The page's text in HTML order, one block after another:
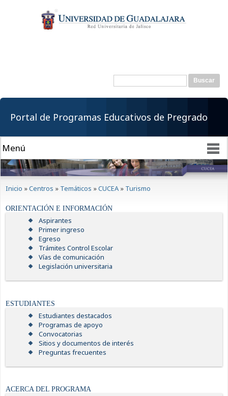
contenido
principal
Formulario de
Buscar
Portal de Programas Educativos de Pregrado
Inicio »Centros » Temáticos »CUCEA » Turismo
ORIENTACIÓN E INFORMACIÓN
Aspirantes
Primer ingreso
Egreso
Trámites Control Escolar
Vías de comunicación
Legislación universitaria
ESTUDIANTES
Estudiantes destacados
Programas de apoyo
Convocatorias
Sitios y documentos de interés
Preguntas frecuentes
ACERCA DEL PROGRAMA